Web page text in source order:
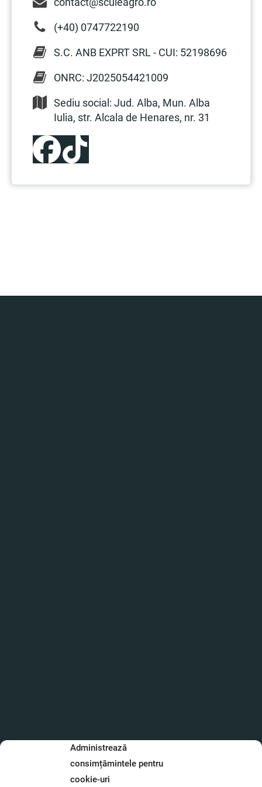
Administrează
consimțămintele pentru
cookie-uri
(+40) 0747722190
S.C. ANB EXPRT SRL - CUI: 52198696
ONRC: J2025054421009
Sediu social: Jud. Alba, Mun. Alba
Iulia, str. Alcala de Henares, nr. 31